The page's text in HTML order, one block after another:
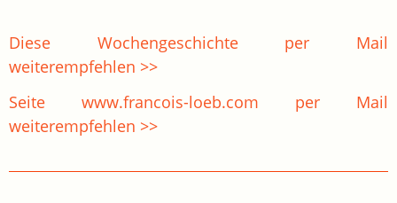
Diese Wochengeschichte per Mail
weiterempfehlen >>
Seite www.francois-loeb.com per Mail
weiterempfehlen >>